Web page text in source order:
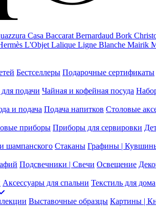
Casa Baccarat Bernardaud Bork
L'Objet Lalique Ligne Blanche Mairik
Бестселлеры Подарочные сертификаты
подачи Чайная и кофейная посуда
и подача Подача напитков Столовые
приборы Приборы для сервировки
шампанского Стаканы Графины |
Подсвечники | Свечи Освещение
Аксессуары для спальни Текстиль для дома
Выставочные образцы Картины |